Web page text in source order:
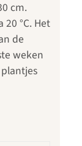
cm.
°C. Het
de
weken